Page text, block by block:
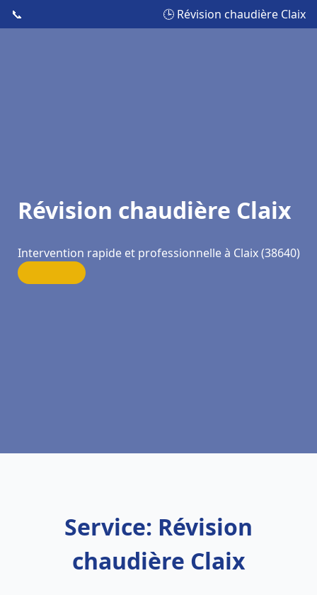
📞 🕒 Révision chaudière Claix
Révision chaudière Claix
Intervention rapide et professionnelle à Claix (38640)
Service: Révision
chaudière Claix